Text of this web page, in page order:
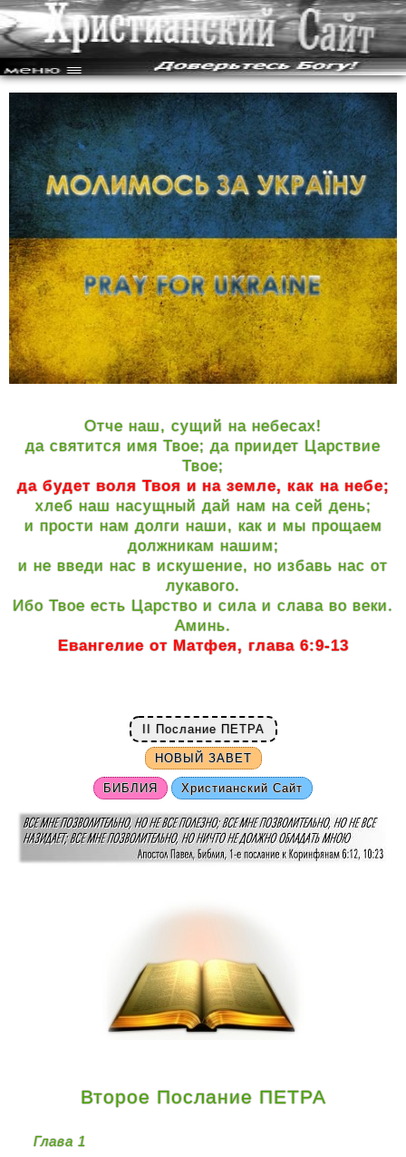
Отче наш, сущий на небесах!
да святится имя Твое; да приидет Царствие
Твое;
да будет воля Твоя и на земле, как на небе;
хлеб наш насущный дай нам на сей день;
и прости нам долги наши, как и мы прощаем
должникам нашим;
и не введи нас в искушение, но избавь нас от
лукавого.
Ибо Твое есть Царство и сила и слава во веки.
Аминь.
Евангелие от Матфея, глава 6:9-13
II Послание ПЕТРА
НОВЫЙ ЗАВЕТ
БИБЛИЯ Христианский Сайт
Второе Послание ПЕТРА
Глава 1